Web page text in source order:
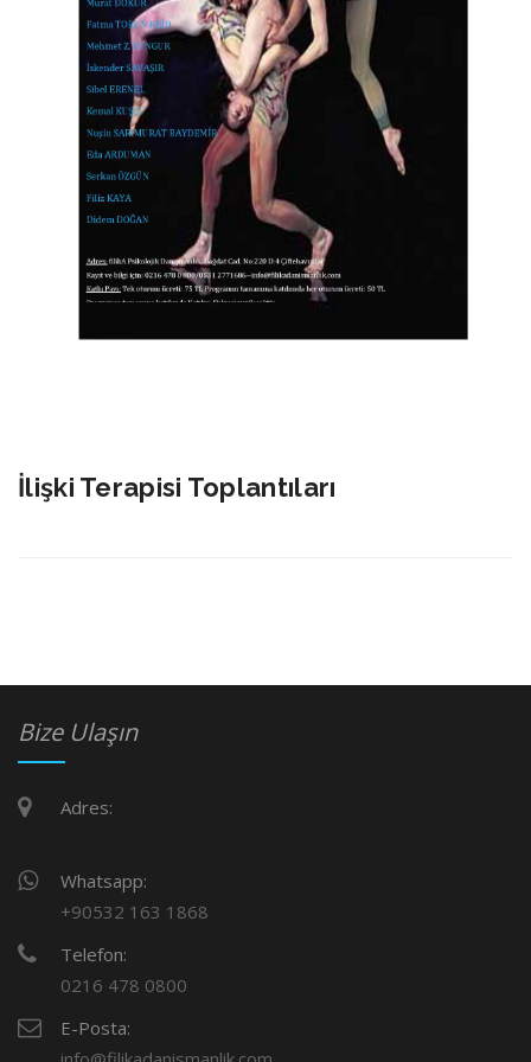
İlişki Terapisi Toplantıları
Bize Ulaşın
Adres:
Whatsapp:
+90532 163 1868
Telefon:
0216 478 0800
E-Posta: